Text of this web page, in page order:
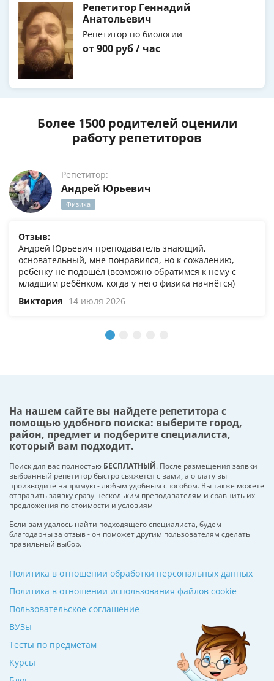
Репетитор Геннадий
Анатольевич
Репетитор по биологии
от 900 руб / час
Более 1500 родителей оценили
работу репетиторов
Репетитор:
Андрей Юрьевич
Физика
Отзыв:
Андрей Юрьевич преподаватель знающий,
основательный, мне понравился, но к сожалению,
ребёнку не подошёл (возможно обратимся к нему с
младшим ребёнком, когда у него физика начнётся)
Виктория 14 июля 2026
На нашем сайте вы найдете репетитора с
помощью удобного поиска: выберите город,
район, предмет и подберите специалиста,
который вам подходит.
Поиск для вас полностью БЕСПЛАТНЫЙ. После размещения заявки
выбранный репетитор быстро свяжется с вами, а оплату вы
производите напрямую - любым удобным способом. Вы также можете
отправить заявку сразу нескольким преподавателям и сравнить их
предложения по стоимости и условиям
Если вам удалось найти подходящего специалиста, будем
благодарны за отзыв - он поможет другим пользователям сделать
правильный выбор.
ВУЗы
Тесты по предметам
Курсы
Политика в отношении обработки персональных данных
Политика в отношении использования файлов cookie
Пользовательское соглашение